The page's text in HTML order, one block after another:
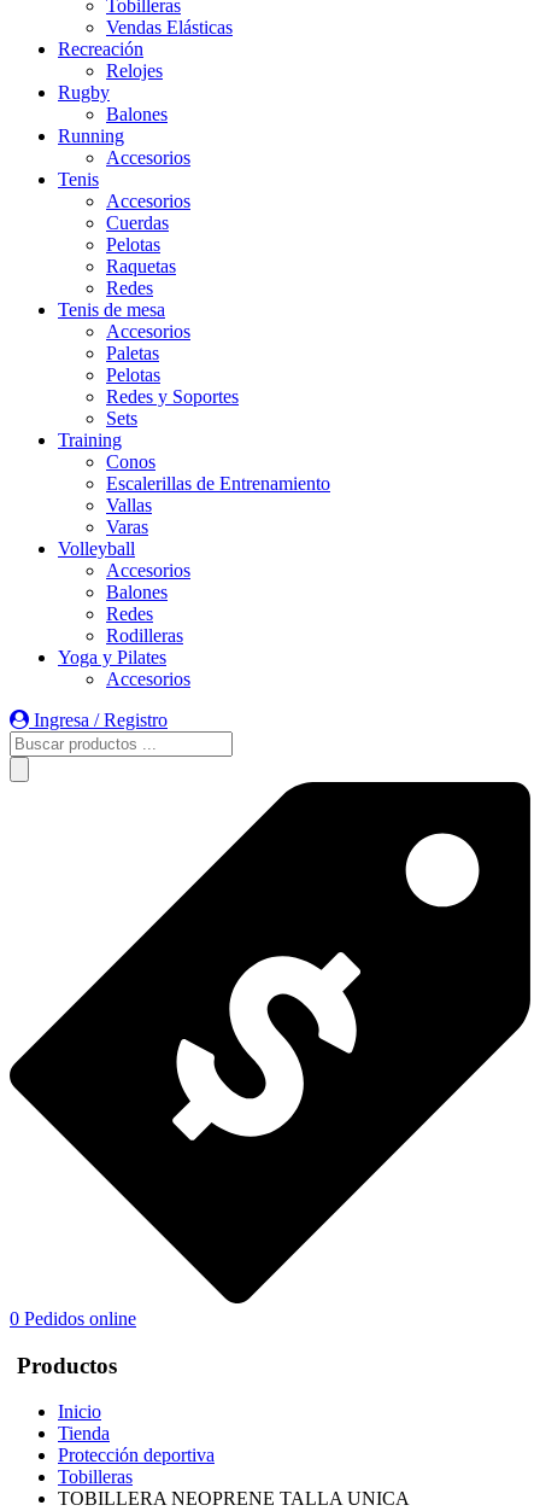
Tobilleras
Vendas Elásticas
Recreación
Relojes
Rugby
Balones
Running
Accesorios
Tenis
Accesorios
Cuerdas
Pelotas
Raquetas
Redes
Tenis de mesa
Accesorios
Paletas
Pelotas
Redes y Soportes
Sets
Training
Conos
Escalerillas de Entrenamiento
Vallas
Varas
Volleyball
Accesorios
Balones
Redes
Rodilleras
Yoga y Pilates
Accesorios
Ingresa / Registro
Búsqueda
de
productos
0 Pedidos online
Productos
Inicio
Tienda
Protección deportiva
Tobilleras
TOBILLERA NEOPRENE TALLA UNICA